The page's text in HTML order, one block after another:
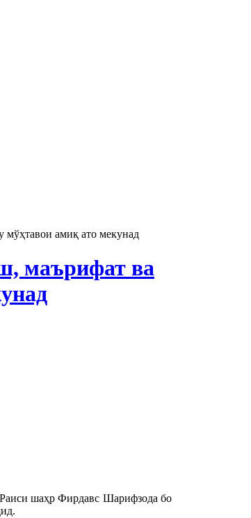
амиқ ато мекунад
маърифат ва
шаҳр Фирдавс Шарифзода бо